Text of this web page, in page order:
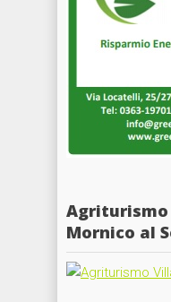
Agriturismo
Mornico al